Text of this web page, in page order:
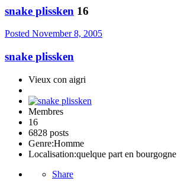
snake plissken 16
Posted November 8, 2005
snake plissken
Vieux con aigri
Membres
16
6828 posts
Genre:Homme
Localisation:quelque part en bourgogne
Share